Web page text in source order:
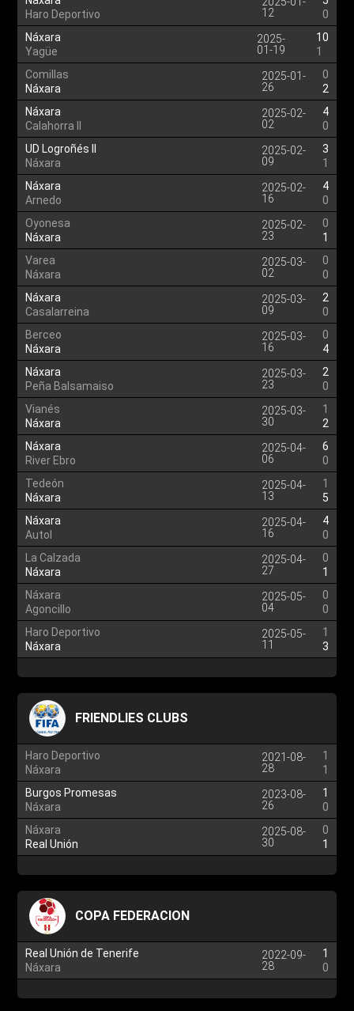
Haro Deportivo
12
0
Náxara
Yagüe
2025-
01-19
10
1
Comillas
Náxara
2025-01-
26
0
2
Náxara
Calahorra II
2025-02-
02
4
0
UD Logroñés II
Náxara
2025-02-
09
3
1
Náxara
Arnedo
2025-02-
16
4
0
Oyonesa
Náxara
2025-02-
23
0
1
Varea
Náxara
2025-03-
02
0
0
Náxara
Casalarreina
2025-03-
09
2
0
Berceo
Náxara
2025-03-
16
0
4
Náxara
Peña Balsamaiso
2025-03-
23
2
0
Vianés
Náxara
2025-03-
30
1
2
Náxara
River Ebro
2025-04-
06
6
0
Tedeón
Náxara
2025-04-
13
1
5
Náxara
Autol
2025-04-
16
4
0
La Calzada
Náxara
2025-04-
27
0
1
Náxara
Agoncillo
2025-05-
04
0
0
Haro Deportivo
Náxara
2025-05-
11
1
3
FRIENDLIES CLUBS
Haro Deportivo
Náxara
2021-08-
28
1
1
Burgos Promesas
Náxara
2023-08-
26
1
0
Náxara
Real Unión
2025-08-
30
0
1
COPA FEDERACION
Real Unión de Tenerife
Náxara
2022-09-
28
1
0